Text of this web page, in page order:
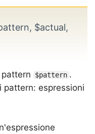
$actual,
$pattern .
pattern: espressioni